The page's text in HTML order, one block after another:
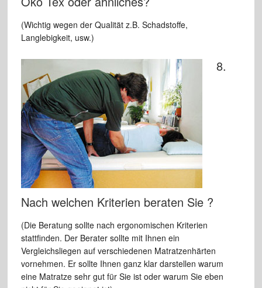
(Wichtig wegen der Qualität z.B. Schadstoffe,
Langlebigkeit, usw.)
8.
Nach welchen Kriterien beraten Sie ?
(Die Beratung sollte nach ergonomischen Kriterien
stattfinden. Der Berater sollte mit Ihnen ein
Vergleichsliegen auf verschiedenen Matratzenhärten
vornehmen. Er sollte Ihnen ganz klar darstellen warum
eine Matratze sehr gut für Sie ist oder warum Sie eben